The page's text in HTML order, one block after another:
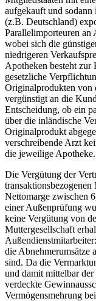
aufgekauft und
(z.B. Deutschland)
Parallelimporteuren an
wobei sich die
niedrigeren
Apotheken besteht zur
gesetzliche
Originalprodukten von
vergünstigt an die
Entscheidung, ob ein
über die inländische
Originalprodukt
verschreibende Arzt
die jeweilige Apotheke.
Die Vergütung der
Nettomarge zwischen
einer Außenprüfung
keine Vergütung von
Muttergesellschaft
die Abnehmerumsätze
sind. Da die
und damit mittelbar
verdeckte
Vermögensmehrung